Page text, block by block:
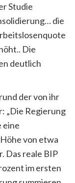
Studie
die
Die
deutlich
der von ihr
„Die Regierung
eine
von etwa
Das reale BIP
im ersten